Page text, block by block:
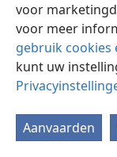
voor
voor meer
gebruik cookies
kunt uw
Aanvaarden